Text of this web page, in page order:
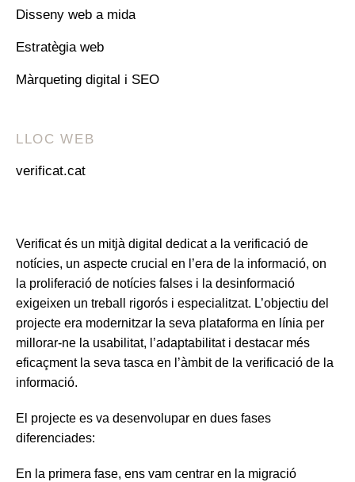
Disseny web a mida
Estratègia web
Màrqueting digital i SEO
LLOC WEB
verificat.cat
Verificat és un mitjà digital dedicat a la verificació de
notícies, un aspecte crucial en l’era de la informació, on
la proliferació de notícies falses i la desinformació
exigeixen un treball rigorós i especialitzat. L’objectiu del
projecte era modernitzar la seva plataforma en línia per
millorar-ne la usabilitat, l’adaptabilitat i destacar més
eficaçment la seva tasca en l’àmbit de la verificació de la
informació.
El projecte es va desenvolupar en dues fases
diferenciades:
En la primera fase, ens vam centrar en la migració